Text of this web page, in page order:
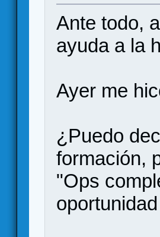
Ante todo,
ayuda a la
Ayer me
¿Puedo
formación,
"Ops